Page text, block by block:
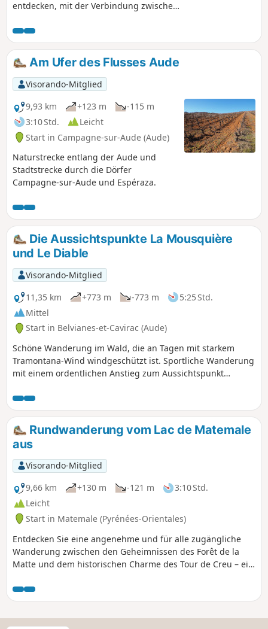
entdecken, mit der Verbindung zwischen
Canal de la Robine (einem Zweig des
Canal du Midi), aber auch die kreisförmig
angelegten Straßen des Dorfes.
Am Ufer des Flusses Aude
Visorando-Mitglied
9,93 km
+123 m
-115 m
3:10 Std.
Leicht
Start in Campagne-sur-Aude (Aude)
Naturstrecke entlang der Aude und
Stadtstrecke durch die Dörfer
Campagne-sur-Aude und Espéraza.
Die Aussichtspunkte La Mousquière
und Le Diable
Visorando-Mitglied
11,35 km
+773 m -773 m
5:25 Std.
Mittel
Start in Belvianes-et-Cavirac (Aude)
Schöne Wanderung im Wald, die an Tagen mit starkem
Tramontana-Wind windgeschützt ist. Sportliche Wanderung
mit einem ordentlichen Anstieg zum Aussichtspunkt
reichlich für die Anstrengung!!! Schöne Aussicht vom
Belvédère du Diable und schöne Ausblicke auf das Tal von
Quillan oder Bugarach während dieser Tour.
Rundwanderung vom Lac de Matemale
aus
Visorando-Mitglied
9,66 km
+130 m -121 m
3:10 Std.
Leicht
Start in Matemale (Pyrénées-Orientales)
Entdecken Sie eine angenehme und für alle zugängliche
Wanderung zwischen den Geheimnissen des Forêt de la
Matte und dem historischen Charme des Tour de Creu – ein